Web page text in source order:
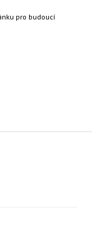
pro budoucí